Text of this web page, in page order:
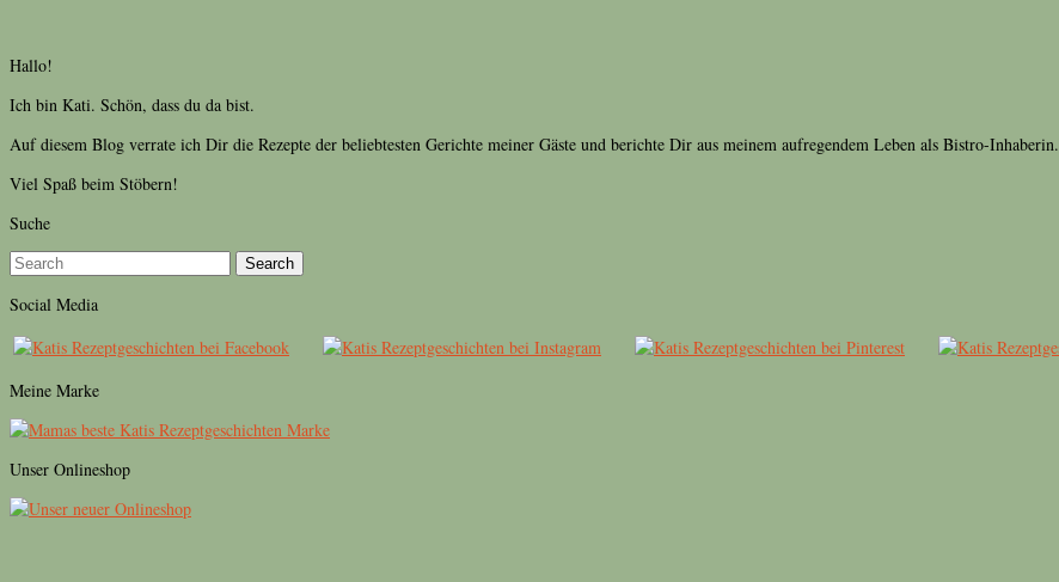
Hallo!
Ich bin Kati. Schön, dass du da bist.
Auf diesem Blog verrate ich Dir die Rezepte der beliebtesten Gerichte meiner Gäste und berichte Dir aus meinem aufregendem Leben als Bistro-Inhaberin.
Viel Spaß beim Stöbern!
Suche
Search
Social Media
Meine Marke
Unser Onlineshop